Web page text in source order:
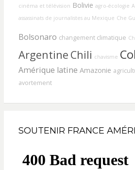
cinéma et télévision Bolivie agro-écologie
assassinats de journalistes au Mexique Che
Bolsonaro changement climatique
Argentine Chili chavisme
Amérique latine Amazonie
avortement
SOUTENIR FRANCE